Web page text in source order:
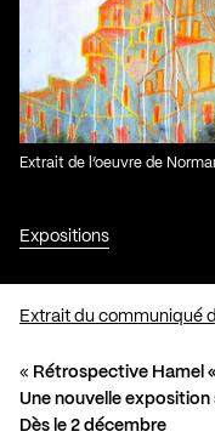
Expositions
Extrait de l’oeuvre de
Extrait du communiqué
« Rétrospective Hamel
Une nouvelle exposition
Dès le 2 décembre